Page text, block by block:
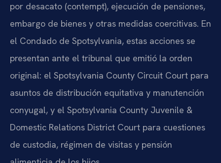
por desacato (contempt), ejecución de pensiones,
embargo de bienes y otras medidas coercitivas. En
el Condado de Spotsylvania, estas acciones se
presentan ante el tribunal que emitió la orden
original: el Spotsylvania County Circuit Court para
asuntos de distribución equitativa y manutención
conyugal, y el Spotsylvania County Juvenile &
Domestic Relations District Court para cuestiones
de custodia, régimen de visitas y pensión